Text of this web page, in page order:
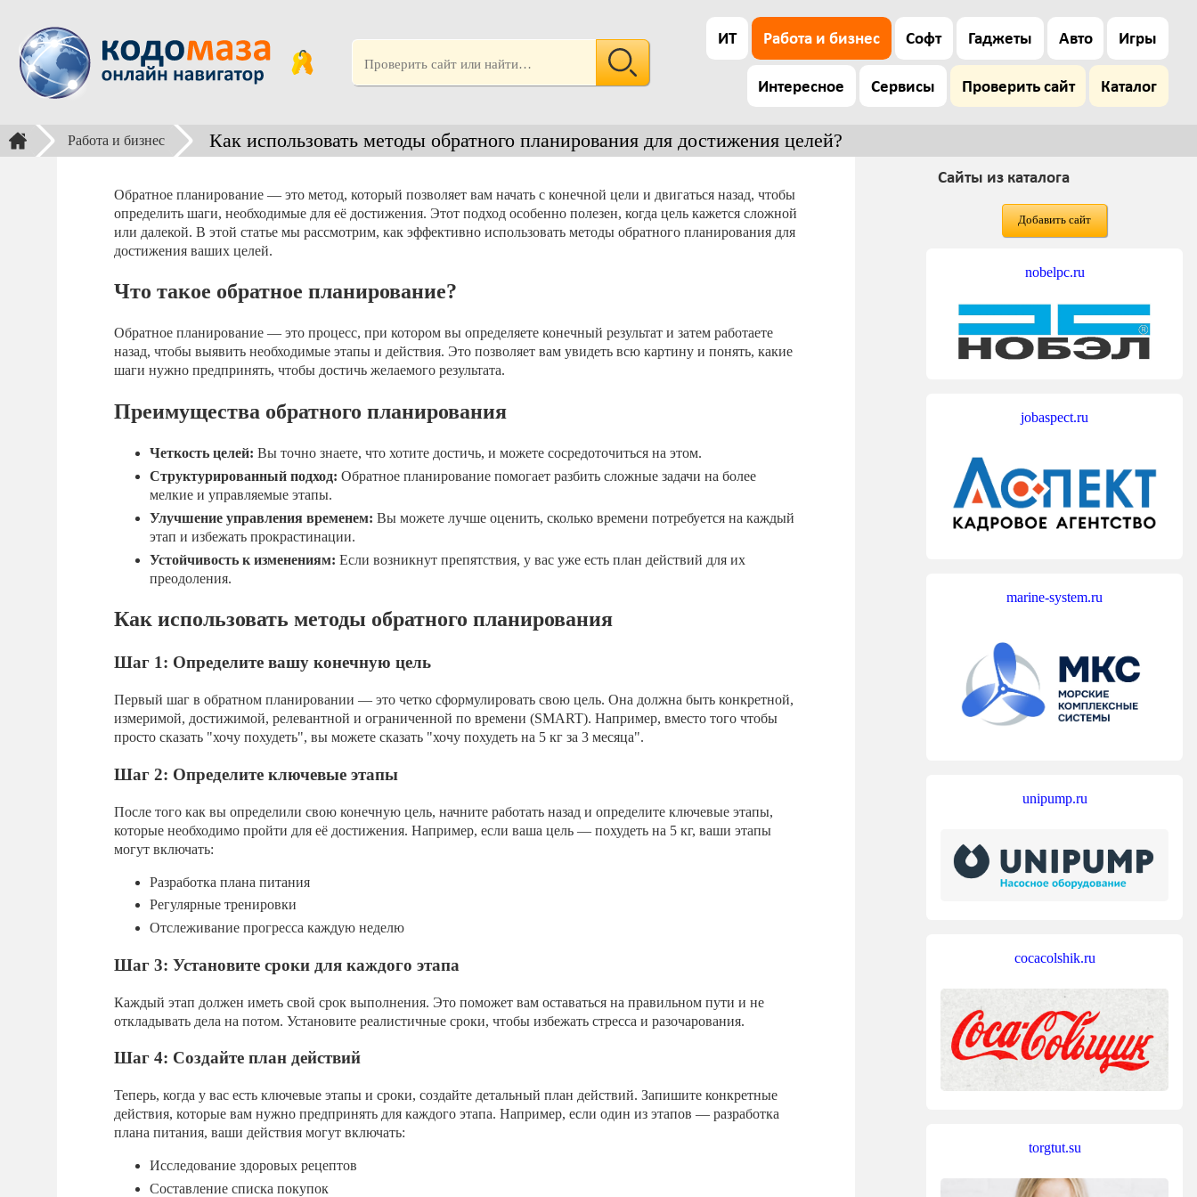
ИТ Работа и бизнес Софт Гаджеты Авто Игры
Интересное Сервисы Проверить сайт Каталог
Работа и бизнес Как использовать методы обратного планирования для достижения целей?
Обратное планирование — это метод, который позволяет вам начать с конечной цели и двигаться назад, чтобы
определить шаги, необходимые для её достижения. Этот подход особенно полезен, когда цель кажется сложной
или далекой. В этой статье мы рассмотрим, как эффективно использовать методы обратного планирования для
достижения ваших целей.
Что такое обратное планирование?
Обратное планирование — это процесс, при котором вы определяете конечный результат и затем работаете
назад, чтобы выявить необходимые этапы и действия. Это позволяет вам увидеть всю картину и понять, какие
шаги нужно предпринять, чтобы достичь желаемого результата.
Преимущества обратного планирования
Четкость целей: Вы точно знаете, что хотите достичь, и можете сосредоточиться на этом.
Структурированный подход: Обратное планирование помогает разбить сложные задачи на более
мелкие и управляемые этапы.
Улучшение управления временем: Вы можете лучше оценить, сколько времени потребуется на каждый
этап и избежать прокрастинации.
Устойчивость к изменениям: Если возникнут препятствия, у вас уже есть план действий для их
преодоления.
Как использовать методы обратного планирования
Шаг 1: Определите вашу конечную цель
Первый шаг в обратном планировании — это четко сформулировать свою цель. Она должна быть конкретной,
измеримой, достижимой, релевантной и ограниченной по времени (SMART). Например, вместо того чтобы
просто сказать "хочу похудеть", вы можете сказать "хочу похудеть на 5 кг за 3 месяца".
Шаг 2: Определите ключевые этапы
После того как вы определили свою конечную цель, начните работать назад и определите ключевые этапы,
которые необходимо пройти для её достижения. Например, если ваша цель — похудеть на 5 кг, ваши этапы
могут включать:
Разработка плана питания
Регулярные тренировки
Отслеживание прогресса каждую неделю
Шаг 3: Установите сроки для каждого этапа
Каждый этап должен иметь свой срок выполнения. Это поможет вам оставаться на правильном пути и не
откладывать дела на потом. Установите реалистичные сроки, чтобы избежать стресса и разочарования.
Шаг 4: Создайте план действий
Теперь, когда у вас есть ключевые этапы и сроки, создайте детальный план действий. Запишите конкретные
действия, которые вам нужно предпринять для каждого этапа. Например, если один из этапов — разработка
плана питания, ваши действия могут включать:
Исследование здоровых рецептов
Составление списка покупок
Сайты из каталога
Добавить сайт
nobelpc.ru
jobaspect.ru
marine-system.ru
unipump.ru
cocacolshik.ru
torgtut.su